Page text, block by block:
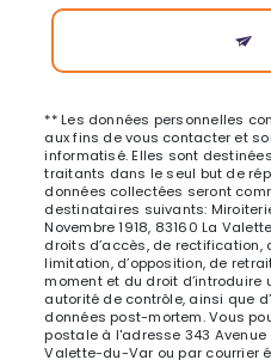
** Les données personnelles
aux fins de vous contacter et
informatisé. Elles sont
traitants dans le seul but de
données collectées seront
destinataires suivants: Miroiterie
Novembre 1918, 83160 La
droits d’accès, de rectification,
limitation, d’opposition, de
moment et du droit d’introduire
autorité de contrôle, ainsi que
données post-mortem. Vous
postale à l'adresse 343 Avenue
Valette-du-Var ou par courrier